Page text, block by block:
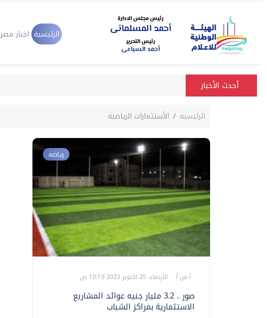
الرئيسية اخبار مصر
أحدث الأخبار
الرئيسية الأستثمارات الرياضية
رياضة
أ ش أ الأربعاء، 25 اكتوبر 2023 10:19 ص
صور .. 3.2 مليار جنيه عوائد المشاريع
الاستثمارية بمراكز الشباب